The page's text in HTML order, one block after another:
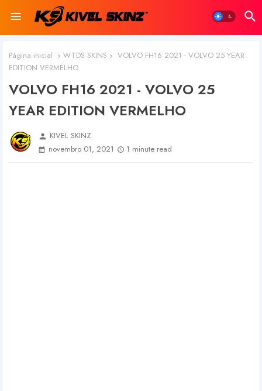
Página inicial WTDS SKINS
VOLVO FH16 2021 - VOLVO 25 YEAR
EDITION VERMELHO
VOLVO FH16 2021 - VOLVO 25
YEAR EDITION VERMELHO
person KIVEL SKINZ
novembro 01, 2021
1 minute read